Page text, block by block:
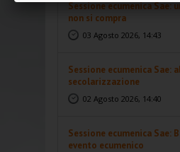
Sessione ecumenica Sae:
non si compra
03 Agosto 2026, 14:43
Sessione ecumenica Sae:
secolarizzazione
02 Agosto 2026, 14:40
Sessione ecumenica Sae:
evento ecumenico